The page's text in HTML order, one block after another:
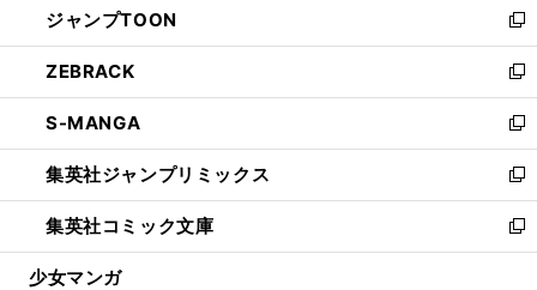
く
で
開
く
ド
ウ
で
開
く
ィ
ン
ド
ウ
で
開
く
い
ウ
ィ
ン
ド
ウ
で
開
く
ジャンプTOON
新
し
い
ウ
ィ
ン
ド
ウ
で
開
ZEBRACK
新
し
い
ウ
ィ
ン
ド
ウ
S-MANGA
新
し
い
ウ
ィ
ン
集英社ジャンプリミックス
新
し
い
ウ
集英社コミック文庫
新
し
少女マンガ